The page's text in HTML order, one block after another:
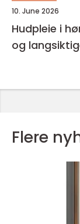
10. June 2026
Hudpleie i
og
Flere